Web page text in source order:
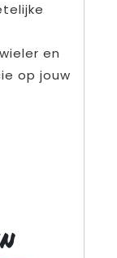
en
op jouw